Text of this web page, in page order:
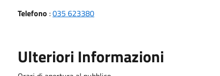
Telefono :035 623380
Ulteriori Informazioni